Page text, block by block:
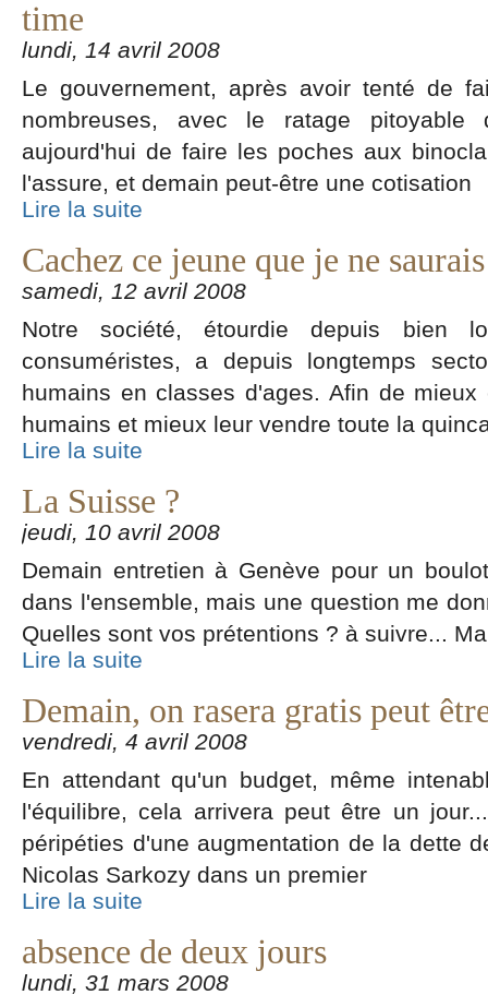
time
lundi, 14 avril 2008
Le gouvernement, après avoir tenté de
nombreuses, avec le ratage
aujourd'hui de faire les poches aux
l'assure, et demain peut-être une cotisation
Lire la suite
Cachez ce jeune que je ne
samedi, 12 avril 2008
Notre société, étourdie depuis bien
consuméristes, a depuis longtemps
humains en classes d'ages. Afin de
humains et mieux leur vendre toute la
Lire la suite
La Suisse ?
jeudi, 10 avril 2008
Demain entretien à Genève pour un
dans l'ensemble, mais une question me
Quelles sont vos prétentions ? à suivre...
Lire la suite
Demain, on rasera gratis peut
vendredi, 4 avril 2008
En attendant qu'un budget, même
l'équilibre, cela arrivera peut être un
péripéties d'une augmentation de la dette
Nicolas Sarkozy dans un premier
Lire la suite
absence de deux jours
lundi, 31 mars 2008